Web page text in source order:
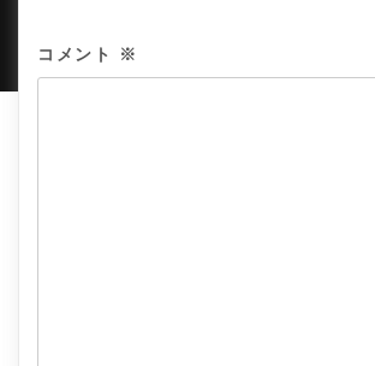
コメント ※